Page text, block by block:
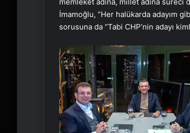
İmamoğlu, “Her halükarda adayım
sorusuna da “Tabi CHP’nin adayı